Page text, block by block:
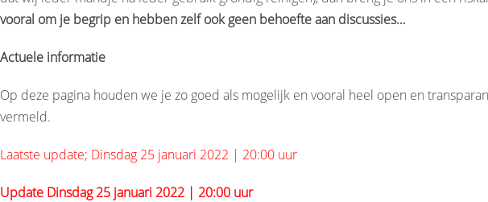
vooral om je begrip en hebben zelf ook geen behoefte aan discussies…
Actuele informatie
Op deze pagina houden we je zo goed als mogelijk en vooral heel open en
vermeld.
Laatste update; Dinsdag 25 januari 2022 | 20:00 uur
Update Dinsdag 25 januari 2022 | 20:00 uur